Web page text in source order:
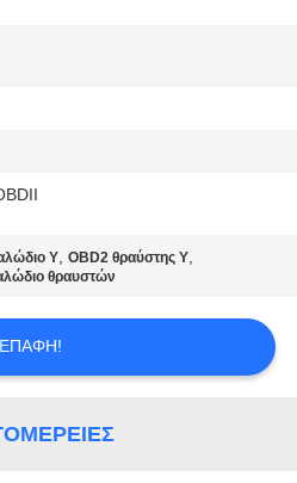
Υ,OBD2 θραύστης Υ,
θραυστών
ΕΠΑΦΉ!